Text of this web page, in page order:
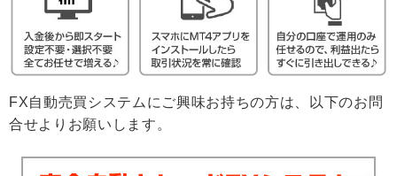
FX自動売買システムにご興味お持ちの方は、以下のお問
合せよりお願いします。